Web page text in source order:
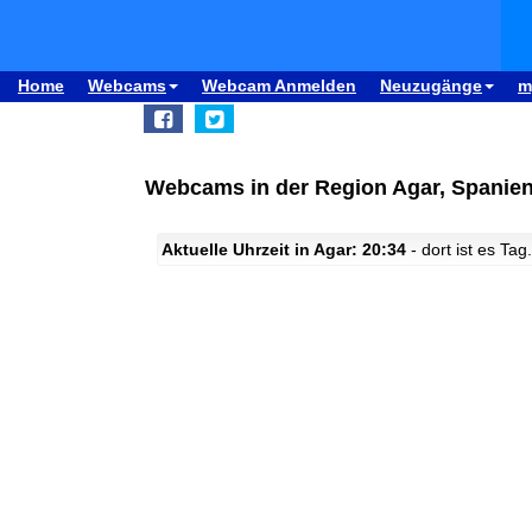
Home Webcams Webcam Anmelden Neuzugänge
Webcams in der Region Agar,
Aktuelle Uhrzeit in Agar: 20:34 - dort ist es Tag.